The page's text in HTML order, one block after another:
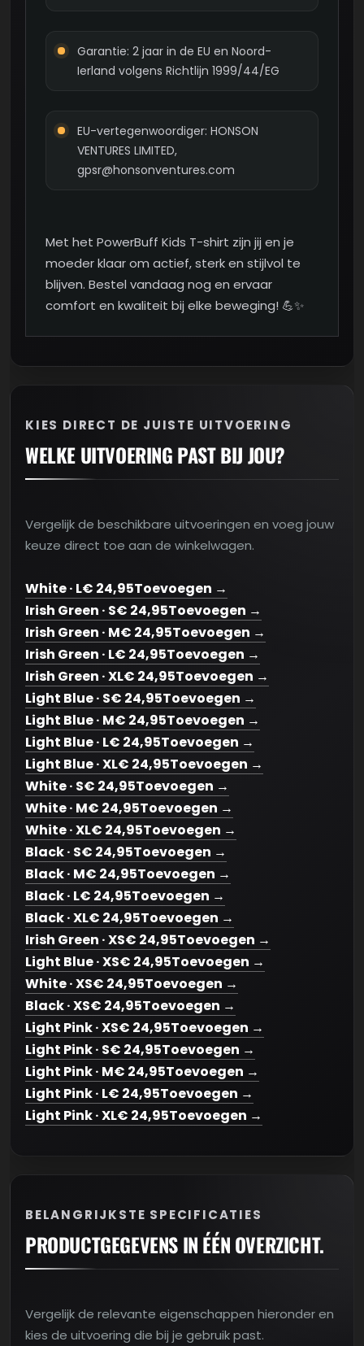
Garantie: 2 jaar in de EU en Noord-
Ierland volgens Richtlijn 1999/44/EG
EU-vertegenwoordiger: HONSON
VENTURES LIMITED,
gpsr@honsonventures.com
Met het PowerBuff Kids T-shirt zijn jij en je
moeder klaar om actief, sterk en stijlvol te
blijven. Bestel vandaag nog en ervaar
comfort en kwaliteit bij elke beweging! 💪✨
KIES DIRECT DE JUISTE UITVOERING
WELKE UITVOERING PAST BIJ JOU?
Vergelijk de beschikbare uitvoeringen en voeg jouw
keuze direct toe aan de winkelwagen.
White · L€ 24,95Toevoegen →
Irish Green · S€ 24,95Toevoegen →
Irish Green · M€ 24,95Toevoegen →
Irish Green · L€ 24,95Toevoegen →
Irish Green · XL€ 24,95Toevoegen →
Light Blue · S€ 24,95Toevoegen →
Light Blue · M€ 24,95Toevoegen →
Light Blue · L€ 24,95Toevoegen →
Light Blue · XL€ 24,95Toevoegen →
White · S€ 24,95Toevoegen →
White · M€ 24,95Toevoegen →
White · XL€ 24,95Toevoegen →
Black · S€ 24,95Toevoegen →
Black · M€ 24,95Toevoegen →
Black · L€ 24,95Toevoegen →
Black · XL€ 24,95Toevoegen →
Irish Green · XS€ 24,95Toevoegen →
Light Blue · XS€ 24,95Toevoegen →
White · XS€ 24,95Toevoegen →
Black · XS€ 24,95Toevoegen →
Light Pink · XS€ 24,95Toevoegen →
Light Pink · S€ 24,95Toevoegen →
Light Pink · M€ 24,95Toevoegen →
Light Pink · L€ 24,95Toevoegen →
Light Pink · XL€ 24,95Toevoegen →
BELANGRIJKSTE SPECIFICATIES
PRODUCTGEGEVENS IN ÉÉN OVERZICHT.
Vergelijk de relevante eigenschappen hieronder en
kies de uitvoering die bij je gebruik past.